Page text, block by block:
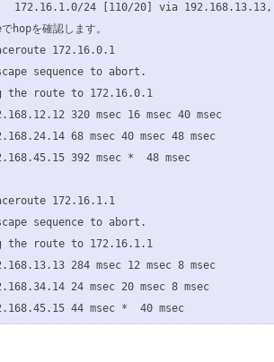
172.16.1.0/24 [110/20] via
を確認します。
172.16.0.1
sequence to abort.
the route to 172.16.0.1
320 msec 16 msec 40 msec
68 msec 40 msec 48 msec
392 msec *  48 msec
172.16.1.1
sequence to abort.
the route to 172.16.1.1
284 msec 12 msec 8 msec
24 msec 20 msec 8 msec